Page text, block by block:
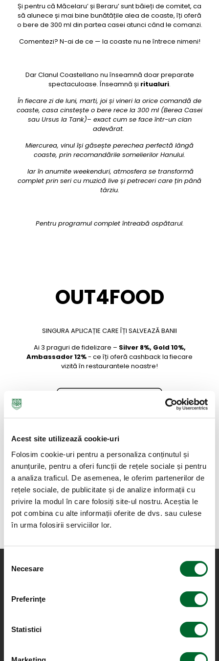
Acest site utilizează cookie-uri
Folosim cookie-uri pentru a personaliza conținutul și
anunțurile, pentru a oferi funcții de rețele sociale și pentru
a analiza traficul. De asemenea, le oferim partenerilor de
rețele sociale, de publicitate și de analize informații cu
privire la modul în care folosiți site-ul nostru. Aceștia le
pot combina cu alte informații oferite de dvs. sau culese
în urma folosirii serviciilor lor.
consimțământului
Necesare
Preferinţe
Statistici
Și pentru că Măcelaru’ și Beraru’ sunt băieți de comitet, ca
să alunece și mai bine bunătățile alea de coaste, îți oferă
o bere de 300 ml din partea casei atunci când le comanzi.
Comentezi? N-ai de ce — la coaste nu ne întrece nimeni!
Dar Clanul Coastellano nu înseamnă doar preparate
spectaculoase. Înseamnă și ritualuri.
În fiecare zi de luni, marti, joi și vineri la orice comandă de
coaste, casa cinstește o bere rece la 300 ml (Berea Casei
sau Ursus la Tank)– exact cum se face într-un clan
adevărat.
Miercurea, vinul își găsește perechea perfectă lângă
coaste, prin recomandările somelierilor Hanului.
Iar în anumite weekenduri, atmosfera se transformă
complet prin seri cu muzică live și petreceri care țin până
târziu.
Pentru programul complet întreabă ospătarul.
OUT4FOOD
SINGURA APLICAȚIE CARE ÎȚI SALVEAZĂ BANII
Ai 3 praguri de fidelizare – Silver 8%, Gold 10%,
Ambassador 12%- ce îți oferă cashback la fiecare
vizită în restaurantele noastre!